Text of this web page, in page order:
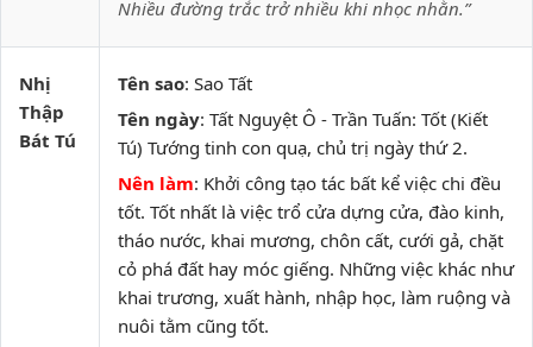
Nhiều đường trắc trở nhiều khi nhọc nhằn.”
Nhị
Thập
Bát Tú
Tên sao: Sao Tất
Tên ngày: Tất Nguyệt Ô - Trần Tuấn: Tốt (Kiết
Tú) Tướng tinh con quạ, chủ trị ngày thứ 2.
Nên làm: Khởi công tạo tác bất kể việc chi đều
tốt. Tốt nhất là việc trổ cửa dựng cửa, đào kinh,
tháo nước, khai mương, chôn cất, cưới gả, chặt
cỏ phá đất hay móc giếng. Những việc khác như
khai trương, xuất hành, nhập học, làm ruộng và
nuôi tằm cũng tốt.